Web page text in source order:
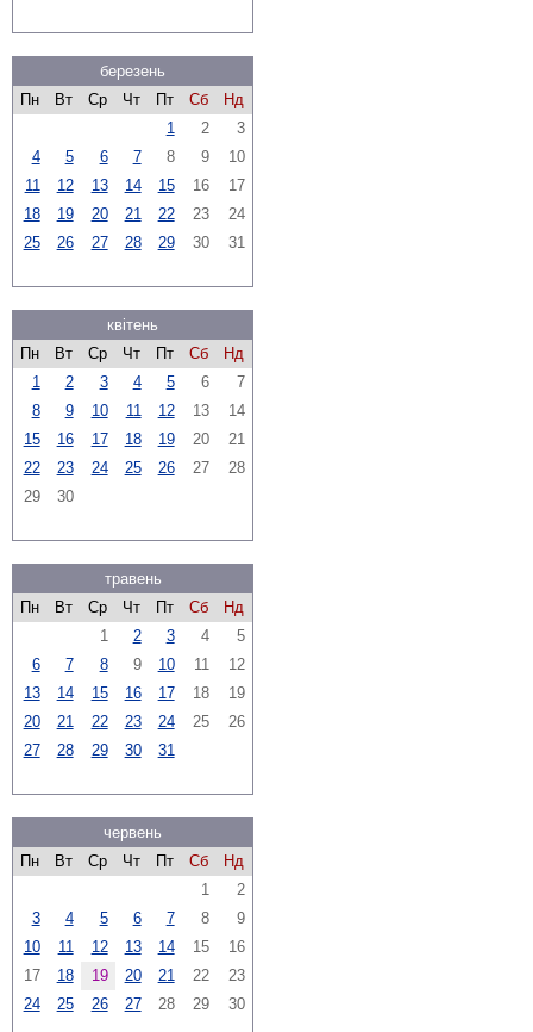
березень
Пн
Вт Ср Чт Пт Сб
Нд
1
2
3
4
5 6 7 8 9
10
11
12 13 14 15 16
17
18
19 20 21 22 23
24
25
26 27 28 29 30 31
квітень
Пн
Вт Ср Чт Пт Сб
Нд
1
2 3 4 5 6
7
8
9 10 11 12 13
14
15
16 17 18 19 20
21
22
23 24 25 26 27
28
29
30
травень
Пн
Вт Ср Чт Пт Сб
Нд
1
2 3 4
5
6
7 8 9 10 11
12
13
14 15 16 17 18
19
20
21 22 23 24 25
26
27
28 29 30 31
червень
Пн
Вт Ср Чт Пт Сб
Нд
1
2
3
4 5 6 7 8
9
10
11 12 13 14 15
16
17
18 19 20 21 22
23
24
25 26 27 28 29 30